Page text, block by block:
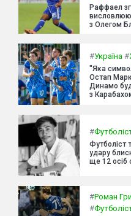
Раффаел
з Олегом
#Україна #
"Яка
Остап
Динамо
з
#
Футболіст
удару
ще 12 осіб
#Роман
#